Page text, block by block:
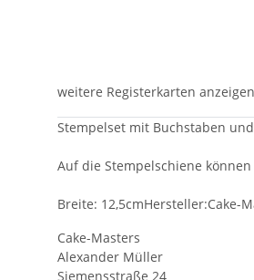
weitere Registerkarten anzeigen
Stempelset mit Buchstaben
Auf die Stempelschiene
Breite: 12,5cmHersteller:Cake-
Cake-Masters
Alexander Müller
Siemensstraße 24